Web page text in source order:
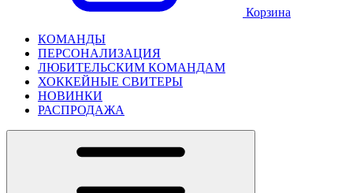
Корзина
КОМАНДЫ
ПЕРСОНАЛИЗАЦИЯ
ЛЮБИТЕЛЬСКИМ КОМАНДАМ
ХОККЕЙНЫЕ СВИТЕРЫ
НОВИНКИ
РАСПРОДАЖА